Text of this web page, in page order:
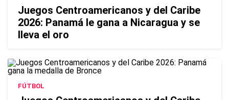
Juegos Centroamericanos y del Caribe
2026: Panamá le gana a Nicaragua y se
lleva el oro
FÚTBOL